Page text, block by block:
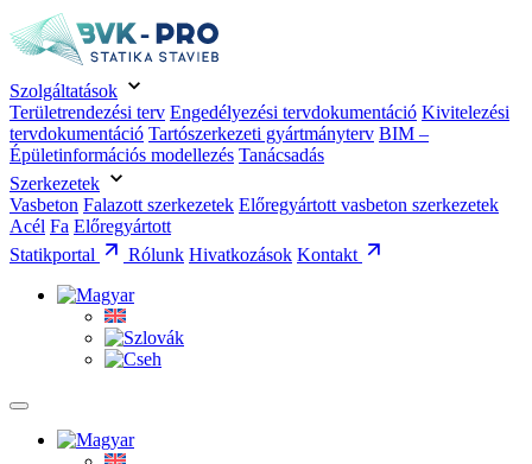
Szolgáltatások
Területrendezési terv Engedélyezési tervdokumentáció Kivitelezési
tervdokumentáció Tartószerkezeti gyártmányterv BIM –
Épületinformációs modellezés Tanácsadás
Szerkezetek
Vasbeton Falazott szerkezetek Előregyártott vasbeton szerkezetek
Acél Fa Előregyártott
Statikportal
Rólunk Hivatkozások Kontakt